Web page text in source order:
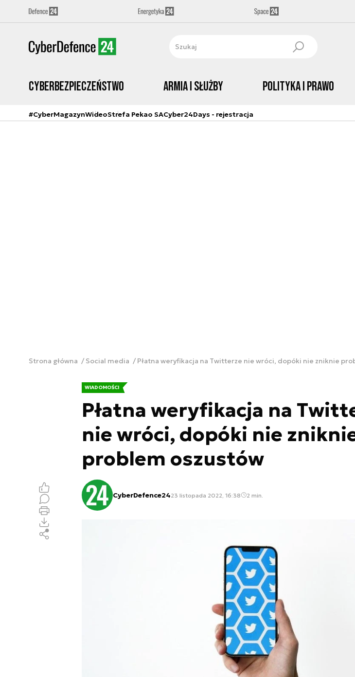
Cyberbezpieczeństwo Armia i Służby Polityka i prawo
#CyberMagazynWideoStrefa Pekao SACyber24Days - rejestracja
Strona główna Social media Płatna weryfikacja na Twitterze nie wróci, dopóki nie zniknie
WIADOMOŚCI
Płatna weryfikacja na
nie wróci, dopóki nie
problem oszustów
CyberDefence2423 listopada 2022, 16:38 2 min.